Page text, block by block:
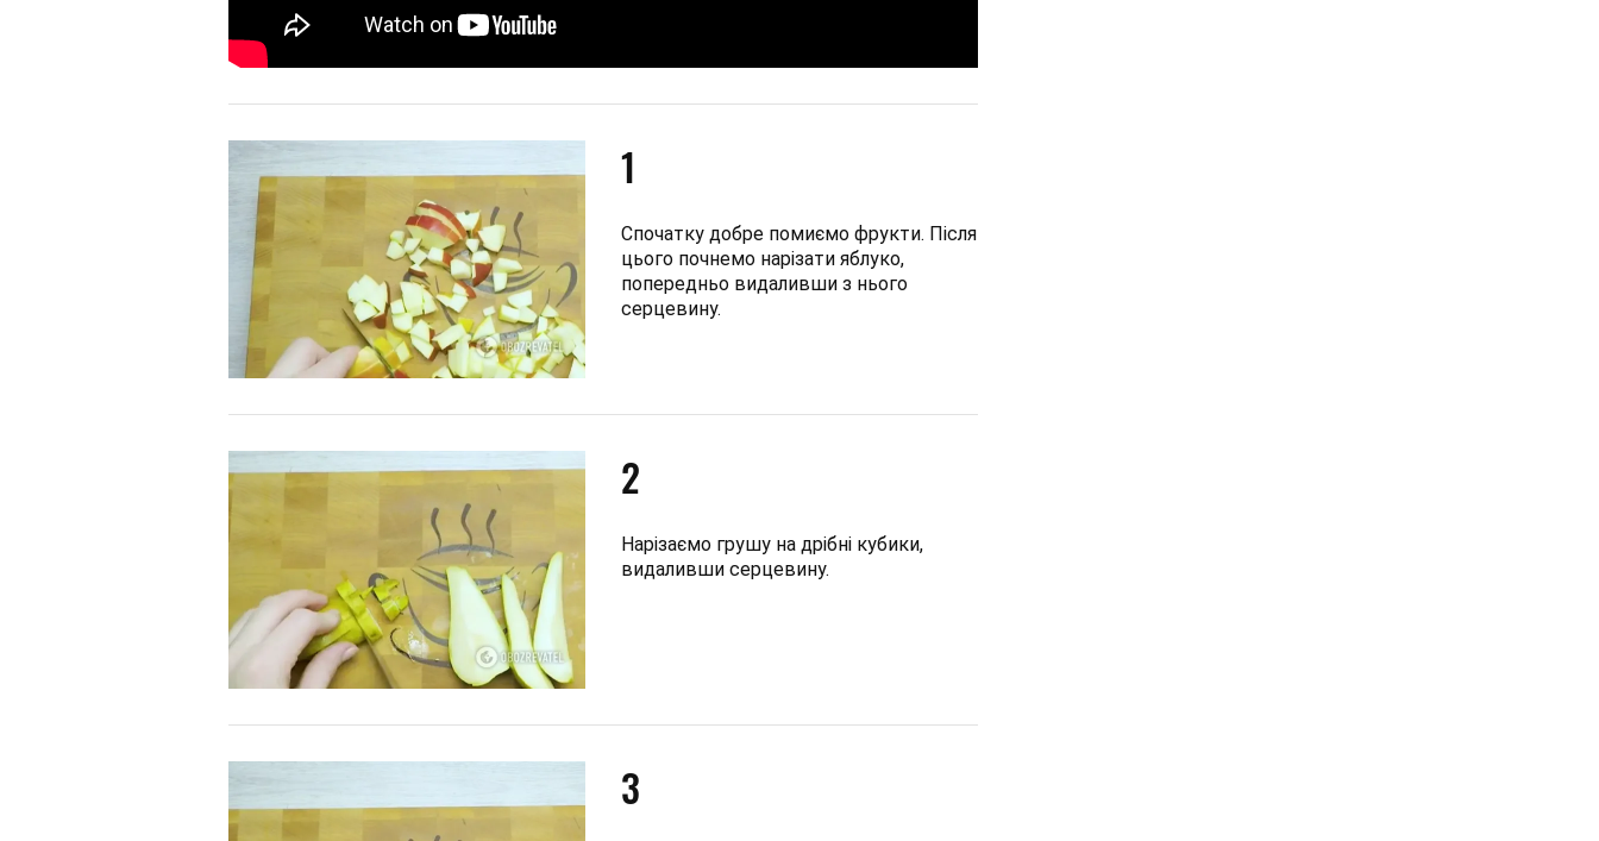
1
Спочатку добре помиємо фрукти. Після
цього почнемо нарізати яблуко,
попередньо видаливши з нього
серцевину.
2
Нарізаємо грушу на дрібні кубики,
видаливши серцевину.
3